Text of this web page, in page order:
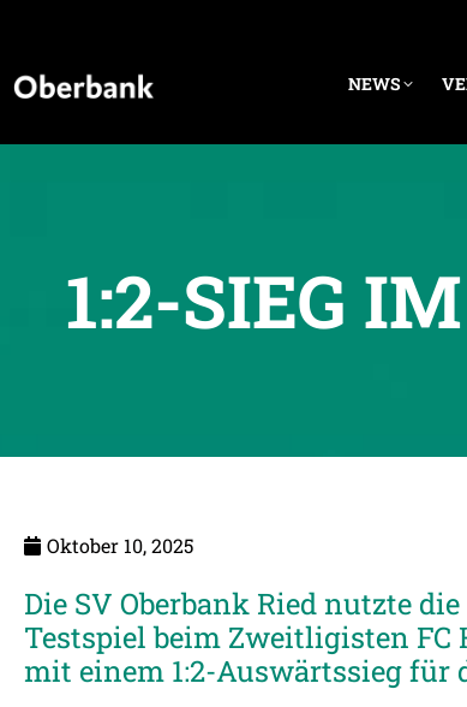
NEWS
1:2-SIEG
Oktober 10, 2025
Die SV Oberbank Ried nutzte
Testspiel beim Zweitligisten FC
mit einem 1:2-Auswärtssieg für